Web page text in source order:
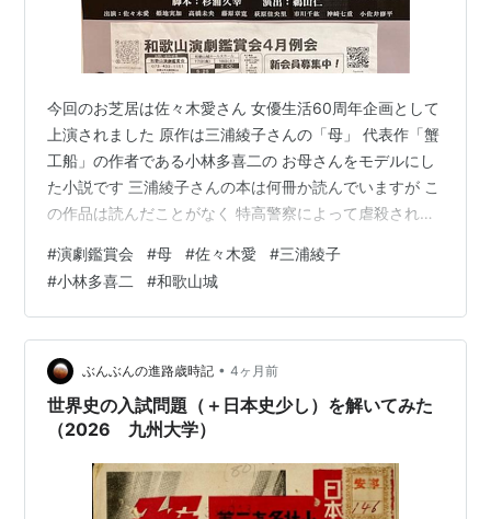
今回のお芝居は佐々木愛さん 女優生活60周年企画として
上演されました 原作は三浦綾子さんの「母」 代表作「蟹
工船」の作者である小林多喜二の お母さんをモデルにし
た小説です 三浦綾子さんの本は何冊か読んでいますが こ
の作品は読んだことがなく 特高警察によって虐殺された
て・・ でも貧しさの中13歳で結婚し、6人の子を育てた
小林セキさんのお話は 時代に翻弄されながらも子供に対
する 大きな大きな愛情と芯の通った生き方を 名優佐々木
愛さんによって あますところなく表現されました 多喜二
が亡くなって30年後に とある雑誌に(私の想像では暮し
の手帖かな？…
#演劇鑑賞会 #母 #佐々木愛 #三浦綾子
#小林多喜二 #和歌山城
ぶんぶんの進路歳時記 • 4ヶ月前
世界史の入試問題（＋日本史少し）を解いてみた
（2026 九州大学）